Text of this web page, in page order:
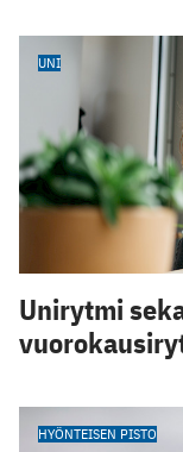
UNI
Unirytmi
HYÖNTEISEN PISTO